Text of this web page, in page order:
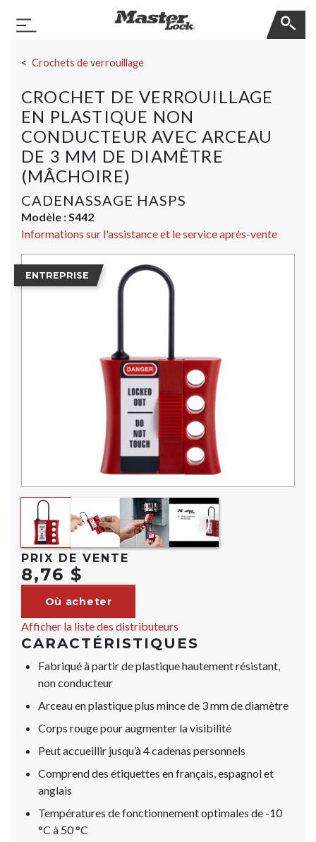
Basculer la navigation
Crochets de verrouillage
CROCHET DE VERROUILLAGE
EN PLASTIQUE NON
CONDUCTEUR AVEC ARCEAU
DE 3 MM DE DIAMÈTRE
(MÂCHOIRE)
CADENASSAGE HASPS
Modèle :S442
Informations sur l'assistance et le service après-vente
ENTREPRISE
PRIX DE VENTE
8,76 $
Où acheter
Afficher la liste des distributeurs
CARACTÉRISTIQUES
Fabriqué à partir de plastique hautement résistant,
non conducteur
Arceau en plastique plus mince de 3 mm de diamètre
Corps rouge pour augmenter la visibilité
Peut accueillir jusqu’à 4 cadenas personnels
Comprend des étiquettes en français, espagnol et
anglais
Températures de fonctionnement optimales de -10
°C à 50 °C